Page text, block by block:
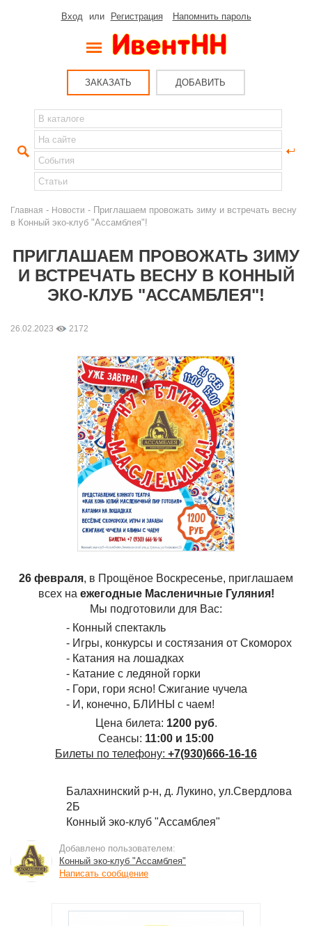
Вход или Регистрация Напомнить пароль
ЗАКАЗАТЬ ДОБАВИТЬ
Главная - Новости - Приглашаем провожать зиму и встречать весну
в Конный эко-клуб "Ассамблея"!
ПРИГЛАШАЕМ ПРОВОЖАТЬ ЗИМУ
И ВСТРЕЧАТЬ ВЕСНУ В КОННЫЙ
ЭКО-КЛУБ "АССАМБЛЕЯ"!
26.02.2023 2172
26 февраля, в Прощёное Воскресенье, приглашаем
всех на ежегодные Масленичные Гуляния!
Мы подготовили для Вас:
- Конный спектакль
- Игры, конкурсы и состязания от Скоморох
- Катания на лошадках
- Катание с ледяной горки
- Гори, гори ясно! Сжигание чучела
- И, конечно, БЛИНЫ с чаем!
Цена билета: 1200 руб.
Сеансы: 11:00 и 15:00
Билеты по телефону: +7(930)666-16-16
Балахнинский р-н, д. Лукино, ул.Свердлова
2Б
Конный эко-клуб "Ассамблея"
Добавлено пользователем:
Конный эко-клуб "Ассамблея"
Написать сообщение